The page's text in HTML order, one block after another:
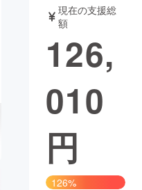
書籍・雑誌
チャレンジ
CAMPFIRE Creation
現在の支援総
額
126,
010
円
126%